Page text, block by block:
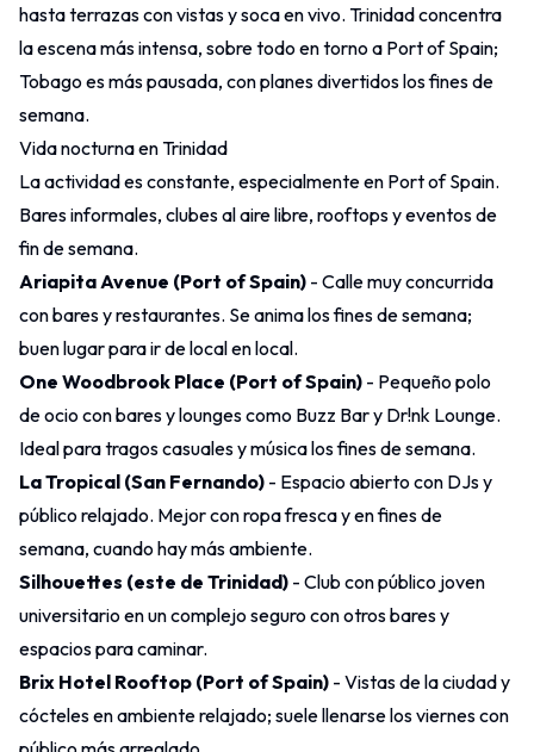
hasta terrazas con vistas y soca en vivo. Trinidad concentra
la escena más intensa, sobre todo en torno a Port of Spain;
Tobago es más pausada, con planes divertidos los fines de
semana.
Vida nocturna en Trinidad
La actividad es constante, especialmente en Port of Spain.
Bares informales, clubes al aire libre, rooftops y eventos de
fin de semana.
Ariapita Avenue (Port of Spain) - Calle muy concurrida
con bares y restaurantes. Se anima los fines de semana;
buen lugar para ir de local en local.
One Woodbrook Place (Port of Spain) - Pequeño polo
de ocio con bares y lounges como Buzz Bar y Dr!nk Lounge.
Ideal para tragos casuales y música los fines de semana.
La Tropical (San Fernando) - Espacio abierto con DJs y
público relajado. Mejor con ropa fresca y en fines de
semana, cuando hay más ambiente.
Silhouettes (este de Trinidad) - Club con público joven
universitario en un complejo seguro con otros bares y
espacios para caminar.
Brix Hotel Rooftop (Port of Spain) - Vistas de la ciudad y
cócteles en ambiente relajado; suele llenarse los viernes con